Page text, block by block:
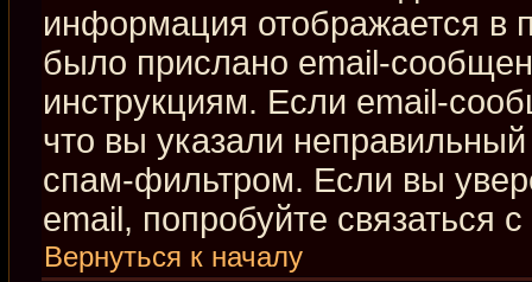
информация отображается в
было прислано email-
инструкциям. Если email-
что вы указали
спам-фильтром. Если вы
email, попробуйте связаться
Вернуться к началу